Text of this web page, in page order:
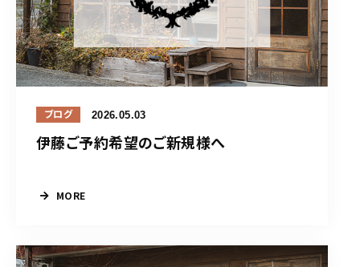
ブログ 2026.05.03
伊藤ご予約希望のご新規様へ
MORE